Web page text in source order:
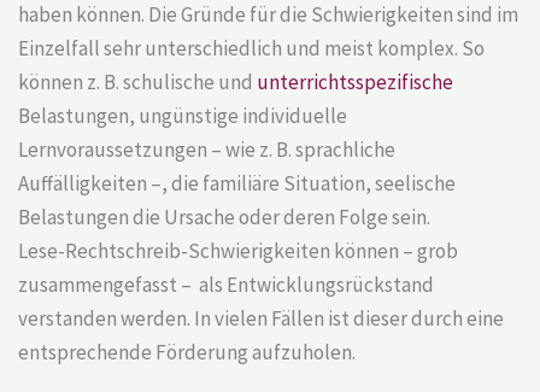
haben können. Die Gründe für die Schwierigkeiten sind im
Einzelfall sehr unterschiedlich und meist komplex. So
können z. B. schulische und unterrichtsspezifische
Belastungen, ungünstige individuelle
Lernvoraussetzungen – wie z. B. sprachliche
Auffälligkeiten –, die familiäre Situation, seelische
Belastungen die Ursache oder deren Folge sein.
Lese-Rechtschreib-Schwierigkeiten können – grob
zusammengefasst – als Entwicklungsrückstand
verstanden werden. In vielen Fällen ist dieser durch eine
entsprechende Förderung aufzuholen.